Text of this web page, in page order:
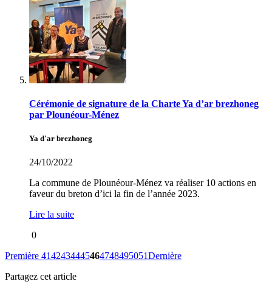
Cérémonie de signature de la Charte Ya d’ar brezhoneg
par Plounéour-Ménez
Ya d'ar brezhoneg
24/10/2022
La commune de Plounéour-Ménez va réaliser 10 actions en
faveur du breton d’ici la fin de l’année 2023.
Lire la suite
0
Première 4142434445464748495051Dernière
Partagez cet article